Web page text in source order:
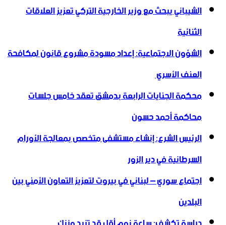
الشيباني يبحث مع وزير الخارجية التركي تعزيز العلاقات
الثنائية
الشؤون الاجتماعية: إعداد مسودة مشروع قانون لمكافحة
العنف الأسري ‏
محكمة الجنايات الرابعة بدمشق تعقد خامس جلسات
محاكمة أحمد حسون
الرئيس الشرع: إنشاء ‌‏مستشفى متخصص بمعالجة الأورام
السرطانية في دير الزور
اجتماع سوري – لبناني في بيروت لتعزيز التعاون ‏الأمني ‏بين
البلدين